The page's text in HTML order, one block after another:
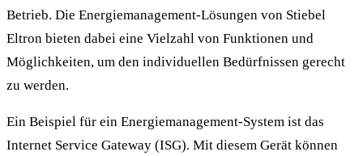
Betrieb. Die Energiemanagement-Lösungen von Stiebel
Eltron bieten dabei eine Vielzahl von Funktionen und
Möglichkeiten, um den individuellen Bedürfnissen gerecht
zu werden.
Ein Beispiel für ein Energiemanagement-System ist das
Internet Service Gateway (ISG). Mit diesem Gerät können